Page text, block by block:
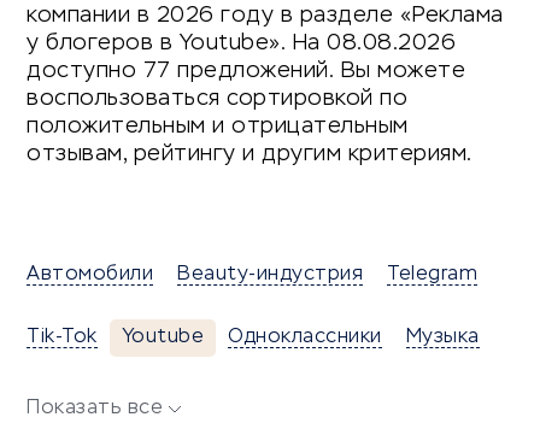
компании в 2026 году в разделе «Реклама
у блогеров в Youtube». На 08.08.2026
доступно 77 предложений. Вы можете
воспользоваться сортировкой по
положительным и отрицательным
отзывам, рейтингу и другим критериям.
Автомобили Beauty-индустрия Telegram
Tik-Tok Youtube Одноклассники Музыка
Показать все